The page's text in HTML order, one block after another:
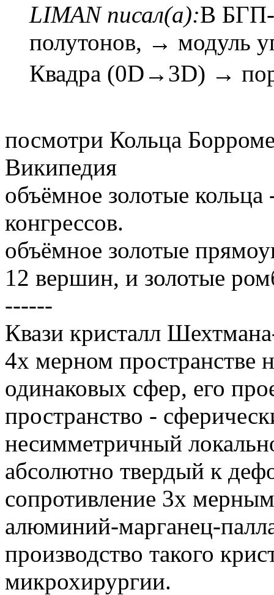
LIMAN писал(а):В БГП-
полутонов, → модуль
Квадра (0D→3D) →
посмотри Кольца
Википедия
объёмное золотые
конгрессов.
объёмное золотые
12 вершин, и золотые
------
Квази кристалл
4х мерном пространстве
одинаковых сфер, его
пространство -
несимметричный
абсолютно твердый к
сопротивление 3х
алюминий-марганец-
производство такого
микрохирургии.